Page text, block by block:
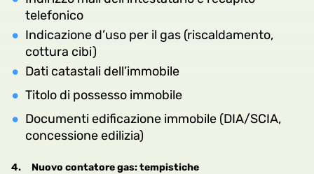
telefonico
Indicazione d’uso per il gas (riscaldamento,
cottura cibi)
Dati catastali dell’immobile
Titolo di possesso immobile
Documenti edificazione immobile (DIA/SCIA,
concessione edilizia)
4. Nuovo contatore gas: tempistiche